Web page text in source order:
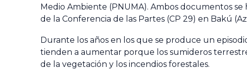
Medio Ambiente (PNUMA). Ambos documentos
de la Conferencia de las Partes (CP 29) en Bakú
Durante los años en los que se produce un
tienden a aumentar porque los sumideros
de la vegetación y los incendios forestales.